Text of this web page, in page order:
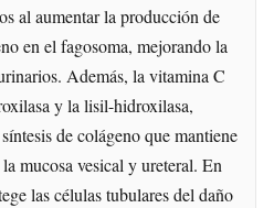
al aumentar la producción de
en el fagosoma, mejorando la
Además, la vitamina C
y la lisil-hidroxilasa,
de colágeno que mantiene
mucosa vesical y ureteral. En
las células tubulares del daño